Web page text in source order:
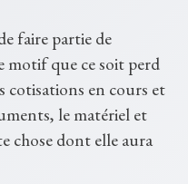
faire partie de
motif que ce soit perd
cotisations en cours et
le matériel et
chose dont elle aura